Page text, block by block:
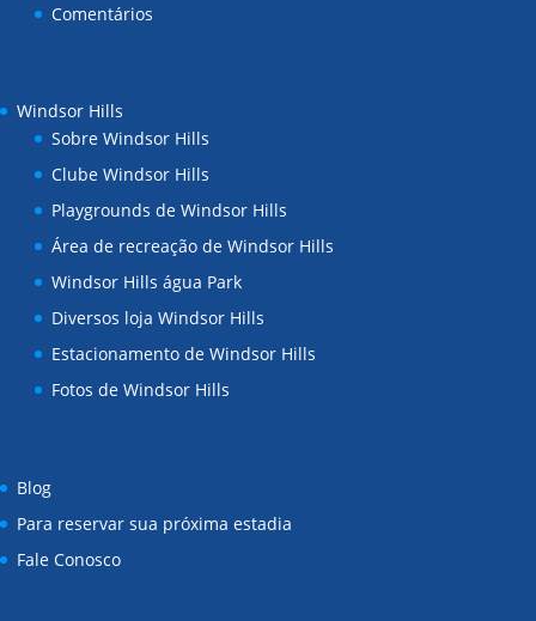
Comentários
Windsor Hills
Sobre Windsor Hills
Clube Windsor Hills
Playgrounds de Windsor Hills
Área de recreação de Windsor Hills
Windsor Hills água Park
Diversos loja Windsor Hills
Estacionamento de Windsor Hills
Fotos de Windsor Hills
Blog
Para reservar sua próxima estadia
Fale Conosco